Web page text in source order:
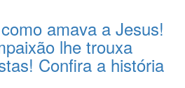
amava a Jesus!
lhe trouxa
Confira a história